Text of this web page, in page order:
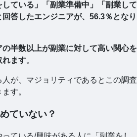
している」「副業準備中」「副業して
答したエンジニアが、56.3％となり
の半数以上が副業に対して高い関心を
れます。
が、マジョリティであるとこの調査
す。
ていない？